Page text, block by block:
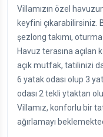
Villamızın özel
keyfini çıkarabilirsiniz.
şezlong takımı,
Havuz terasına açılan
açık mutfak, tatilinizi
6 yatak odası olup 3
odası 2 tekli ytaktan
Villamız, konforlu bir
ağırlamayı